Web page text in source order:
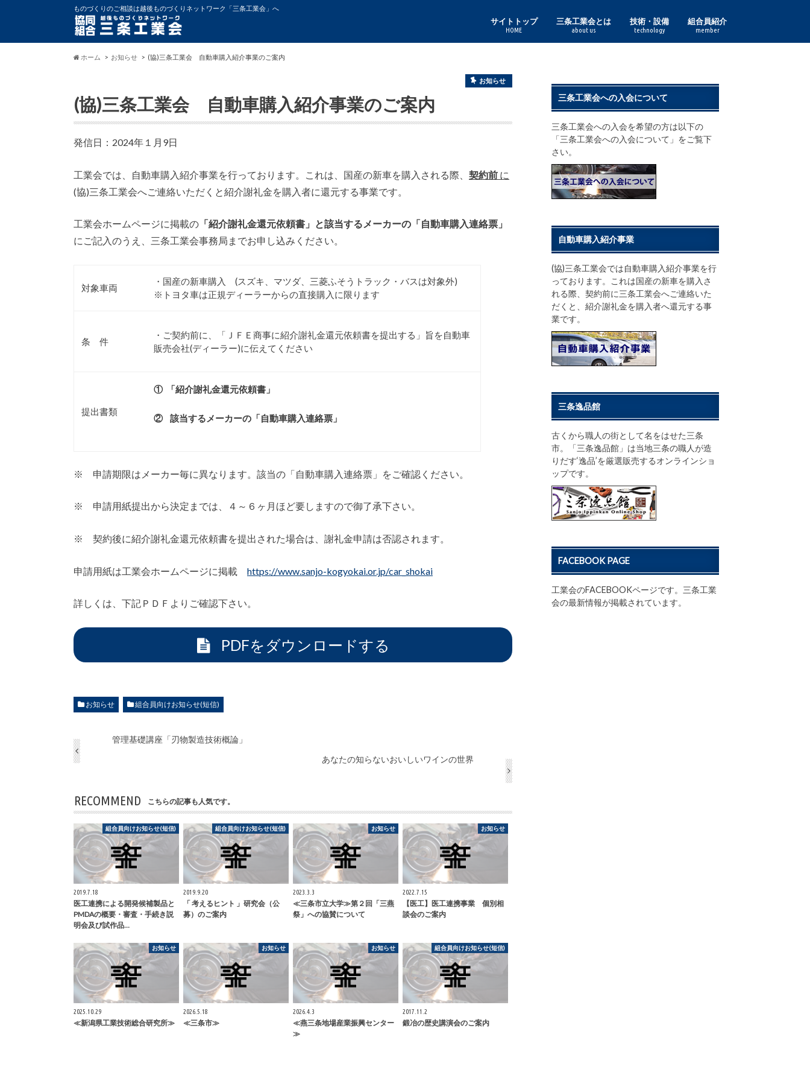
ものづくりのご相談は越後ものづくりネットワーク「三条工業会」へ
サイトトップ
HOME
三条工業会とは
about us
技術・設備
technology
組合員紹介
member
ホーム お知らせ (協)三条工業会 自動車購入紹介事業のご案内
お知らせ
(協)三条工業会 自動車購入紹介事業のご案内
発信日：2024年１月9日
工業会では、自動車購入紹介事業を行っております。これは、国産の新車を購入される際、 契約前 に
(協)三条工業会へご連絡いただくと紹介謝礼金を購入者に還元する事業です。
工業会ホームページに掲載の 「紹介謝礼金還元依頼書」と該当するメーカーの 「自動車購入連絡票」
にご記入のうえ、三条工業会事務局までお申し込みください。
対象車両
・国産の新車購入 (スズキ、マツダ、三菱ふそうトラック・バスは対象外)
※トヨタ車は正規ディーラーからの直接購入に限ります
条 件
・ご契約前に、「ＪＦＥ商事に紹介謝礼金還元依頼書を提出する」旨を自動車
販売会社(ディーラー)に伝えてください
提出書類
① 「紹介謝礼金還元依頼書」
② 該当するメーカーの 「自動車購入連絡票」
※ 申請期限はメーカー毎に異なります。該当の「自動車購入連絡票」をご確認ください。
※ 申請用紙提出から決定までは、４～６ヶ月ほど要しますので御了承下さい。
※ 契約後に紹介謝礼金還元依頼書を提出された場合は、謝礼金申請は否認されます。
申請用紙は工業会ホームページに掲載 https://www.sanjo-kogyokai.or.jp/car_shokai
詳しくは、下記ＰＤＦよりご確認下さい。
PDFをダウンロードする
お知らせ 組合員向けお知らせ(短信)
管理基礎講座「刃物製造技術概論」
あなたの知らないおいしいワインの世界
RECOMMEND こちらの記事も人気です。
組合員向けお知らせ(短信)
2019.7.18
医工連携による開発候補製品と
PMDAの概要・審査・手続き説
明会及び試作品…
組合員向けお知らせ(短信)
2019.9.20
「 考えるヒント 」研究会（公
募）のご案内
お知らせ
2023.3.3
≪三条市立大学≫第２回「三燕
祭」への協賛について
お知らせ
2022.7.15
【医工】医工連携事業 個別相
談会のご案内
お知らせ
2025.10.29
≪新潟県工業技術総合研究所≫
お知らせ
2026.5.18
≪三条市≫
お知らせ
2026.4.3
≪燕三条地場産業振興センター
≫
組合員向けお知らせ(短信)
2017.11.2
鍛冶の歴史講演会のご案内
三条工業会への入会について
三条工業会への入会を希望の方は以下の
「三条工業会への入会について」をご覧下
さい。
自動車購入紹介事業
(協)三条工業会では自動車購入紹介事業を行
っております。これは国産の新車を購入さ
れる際、契約前に三条工業会へご連絡いた
だくと、紹介謝礼金を購入者へ還元する事
業です。
三条逸品館
古くから職人の街として名をはせた三条
市。「三条逸品館」は当地三条の職人が造
りだす‘逸品’を厳選販売するオンラインショ
ップです。
FACEBOOK PAGE
工業会のFACEBOOKページです。三条工業
会の最新情報が掲載されています。